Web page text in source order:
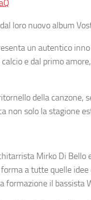
loro nuovo album
un autentico
e dal primo
della canzone,
non solo la stagione
Mirko Di Bello
a tutte quelle
formazione il bassista